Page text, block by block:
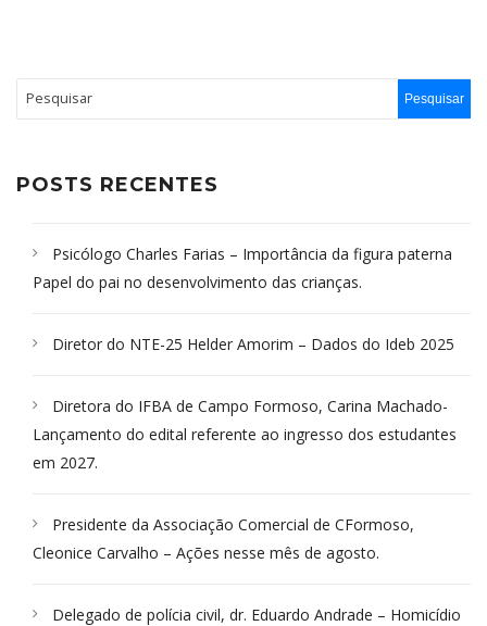
POSTS RECENTES
Psicólogo Charles Farias – Importância da figura paterna
Papel do pai no desenvolvimento das crianças.
Diretor do NTE-25 Helder Amorim – Dados do Ideb 2025
Diretora do IFBA de Campo Formoso, Carina Machado-
Lançamento do edital referente ao ingresso dos estudantes
em 2027.
Presidente da Associação Comercial de CFormoso,
Cleonice Carvalho – Ações nesse mês de agosto.
Delegado de polícia civil, dr. Eduardo Andrade – Homicídio